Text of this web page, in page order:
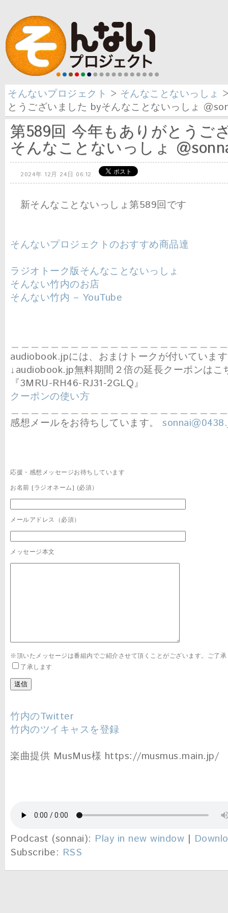
そんないプロジェクト > そんなことないっしょ
とうございました byそんなことないっしょ
第589回 今年もありがとうご
そんなことないっしょ
2024年 12月 24日 06:12
新そんなことないっしょ第589回です
そんないプロジェクトのおすすめ商品達
ラジオトーク版そんなことないっしょ
そんない竹内のお店
そんない竹内 – YouTube
＿＿＿＿＿＿＿＿＿＿＿＿＿＿＿＿＿＿＿＿＿
audiobook.jpには、おまけトークが付いていま
↓audiobook.jp無料期間２倍の延長クーポンはこ
『3MRU-RH46-RJ31-2GLQ』
クーポンの使い方
＿＿＿＿＿＿＿＿＿＿＿＿＿＿＿＿＿＿＿＿＿
感想メールをお待ちしています。
応援・感想メッセージお待ちしています
お名前 [ラジオネーム] (必須）
メールアドレス（必須）
メッセージ本文
※頂いたメッセージは番組内でご紹介させて頂くことがございます。ご了
了承します
竹内のTwitter
竹内のツイキャスを登録
楽曲提供 MusMus様 https://musmus.main.jp/
Podcast (sonnai): Play in new window |
Subscribe: RSS